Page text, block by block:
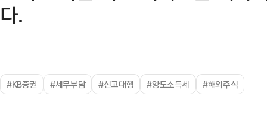
다.
#KB증권 #세무부담 #신고대행 #양도소득세 #해외주식